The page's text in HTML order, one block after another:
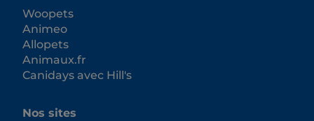
Woopets
Animeo
Allopets
Animaux.fr
Canidays avec Hill's
Nos sites